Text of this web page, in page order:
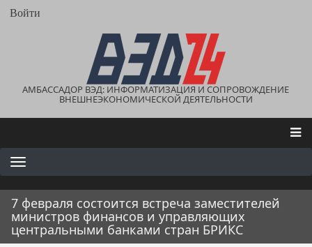
Перейти
User
Войти
АМБАССАДОР ВЭД: ИНФОРМАТИЗАЦИЯ И СОПРОВОЖДЕНИЕ
ВНЕШНЕЭКОНОМИЧЕСКОЙ ДЕЯТЕЛЬНОСТИ
Main
navigation
7 февраля состоится встреча заместителей
министров финансов и управляющих
центральными банками стран БРИКС